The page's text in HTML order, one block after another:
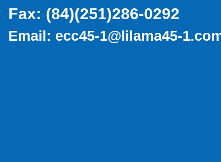
Fax: (84)(251)286-0292
Email: ecc45-1@lilama45-